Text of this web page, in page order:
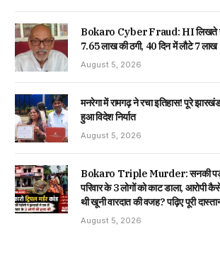
Bokaro Cyber Fraud: HI लिखते ही
₹7.65 लाख की ठगी, 40 दिन में लौटे ₹7 लाख
August 5, 2026
मनरेगा में रामगढ़ ने रचा इतिहास! पूरे
हुआ विदेश निर्यात
August 5, 2026
Bokaro Triple Murder: सनकी
परिवार के 3 लोगों को काट डाला, आरोपी
थी खूनी वारदात की वजह? पढ़िए पूरी
August 5, 2026